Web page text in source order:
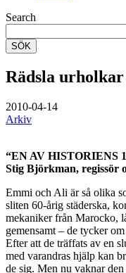
Search
SÖK
Rädsla urholkar
2010-04-14
Arkiv
“EN AV HISTORIENS
Stig Björkman, regissör
Emmi och Ali är så olika
sliten 60-årig städerska,
mekaniker från Marocko,
gemensamt – de tycker
Efter att de träffats av en
med varandras hjälp kan
de sig. Men nu vaknar